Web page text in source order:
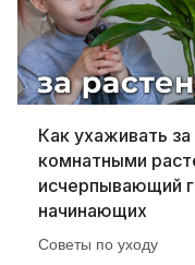
Как ухаживать за
комнатными
исчерпывающий
начинающих
Советы по уходу